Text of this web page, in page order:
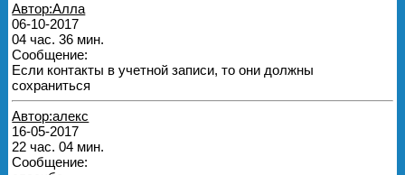
Автор:Алла
06-10-2017
04 час. 36 мин.
Сообщение:
Если контакты в учетной записи, то они должны
сохраниться
Автор:алекс
16-05-2017
22 час. 04 мин.
Сообщение: